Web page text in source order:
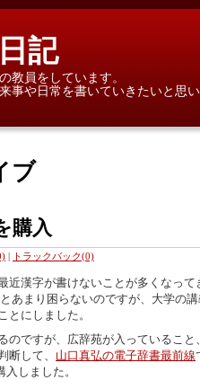
記
教員をしています。
来事や日常を書いていきたいと
ブ
購入
| トラックバック(0)
漢字が書けないことが多くなって
あまり困らないのですが、大学の講
とにしました。
のですが、広辞苑が入っていること
断して、 山口真弘の電子辞書最前線
しました。